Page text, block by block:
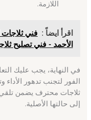
اللازمة.
اقرأ ايضاً :
الأحمد - فني تصليح
في النهاية، يجب عليك
الفور لتجنب تدهور الأداء
ثلاجات محترف يضمن تلقي
إلى حالتها الأصلية.